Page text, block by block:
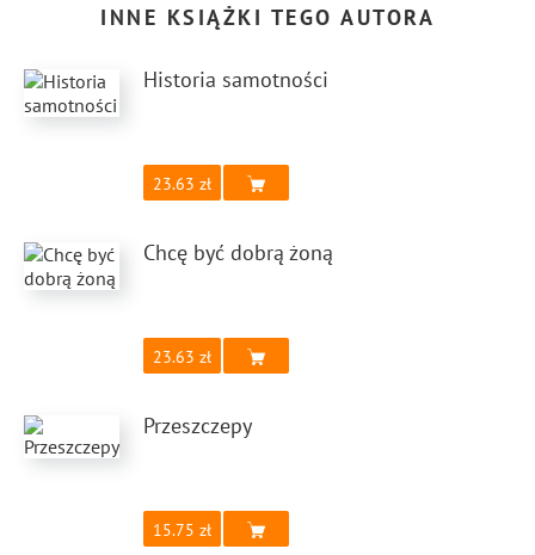
INNE KSIĄŻKI TEGO AUTORA
Historia samotności
23.63
Chcę być dobrą żoną
23.63
Przeszczepy
15.75